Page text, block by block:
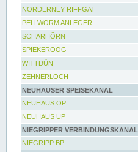
NORDERNEY RIFFGAT
PELLWORM ANLEGER
SCHARHÖRN
SPIEKEROOG
WITTDÜN
ZEHNERLOCH
NEUHAUSER SPEISEKANAL
NEUHAUS OP
NEUHAUS UP
NIEGRIPPER VERBINDUNGSKANAL
NIEGRIPP BP